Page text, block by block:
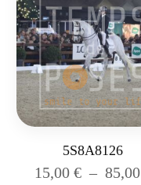
5S8A8126
15,00 € – 85,00